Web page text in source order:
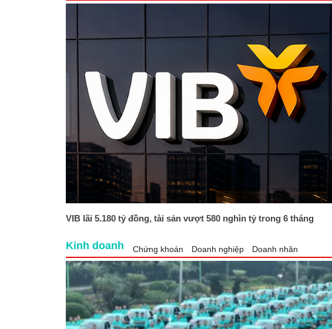
VIB lãi 5.180 tỷ đồng, tài sản vượt 580 nghìn tỷ trong 6 tháng
Kinh doanh Chứng khoán Doanh nghiệp
Doanh nhân